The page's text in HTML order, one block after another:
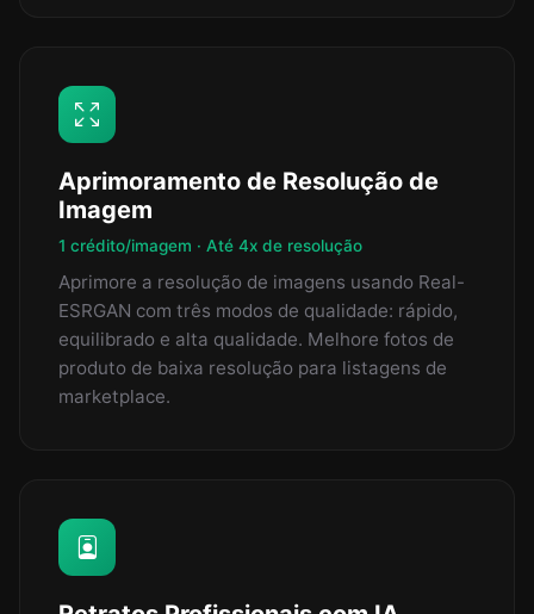
Aprimoramento de Resolução de
Imagem
1 crédito/imagem · Até 4x de resolução
Aprimore a resolução de imagens usando Real-
ESRGAN com três modos de qualidade: rápido,
equilibrado e alta qualidade. Melhore fotos de
produto de baixa resolução para listagens de
marketplace.